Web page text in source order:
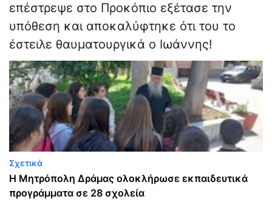
επέστρεψε στο Προκόπιο εξέτασε την
υπόθεση και αποκαλύφτηκε ότι του το
έστειλε θαυματουργικά ο Ιωάννης!
Σχετικά
Η Μητρόπολη Δράμας ολοκλήρωσε εκπαιδευτικά
προγράμματα σε 28 σχολεία